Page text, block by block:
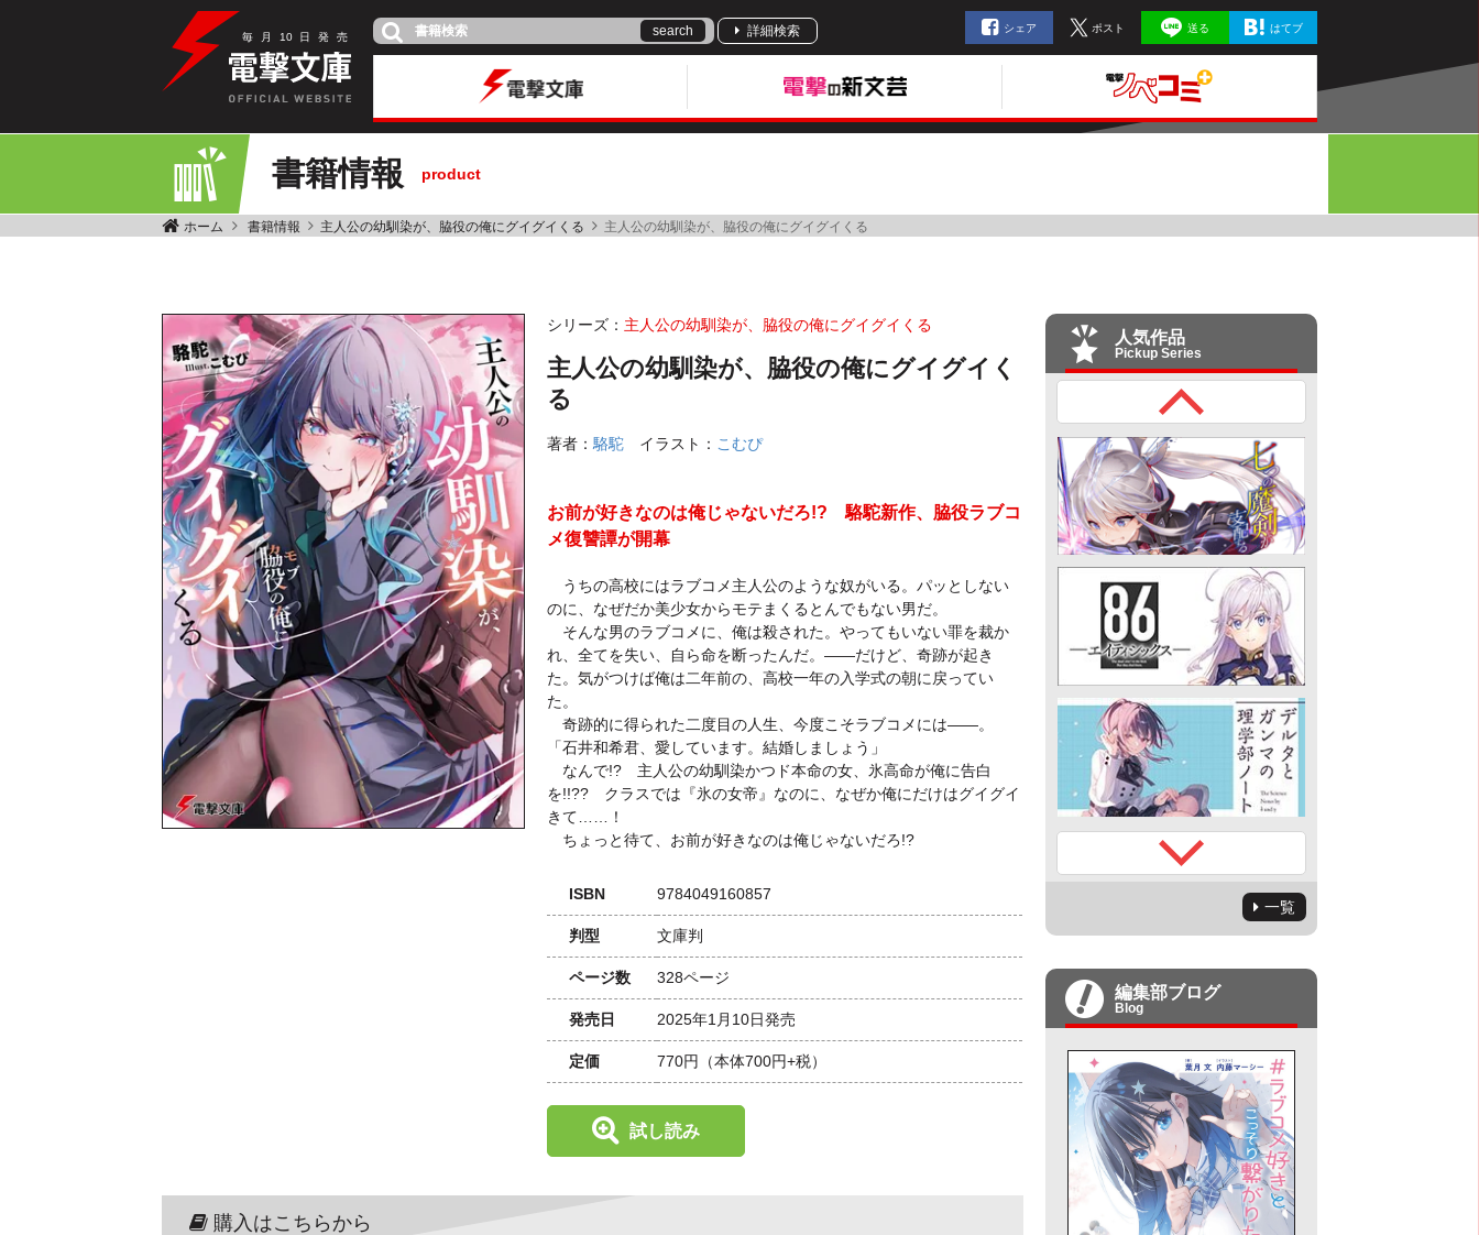
毎 月 10 日 発 売 search 詳細検索 シェア ポスト 送る はてブ
書籍情報 product
ホーム 書籍情報 主人公の幼馴染が、脇役の俺にグイグイくる 主人公の幼馴染が、脇役の俺にグイグイくる
シリーズ： 主人公の幼馴染が、脇役の俺にグイグイくる
主人公の幼馴染が、脇役の俺にグイグイく
る
著者： 駱駝 イラスト： こむぴ
お前が好きなのは俺じゃないだろ!? 駱駝新作、脇役ラブコ
メ復讐譚が開幕
うちの高校にはラブコメ主人公のような奴がいる。パッとしない
のに、なぜだか美少女からモテまくるとんでもない男だ。
そんな男のラブコメに、俺は殺された。やってもいない罪を裁か
れ、全てを失い、自ら命を断ったんだ。――だけど、奇跡が起き
た。気がつけば俺は二年前の、高校一年の入学式の朝に戻ってい
た。
奇跡的に得られた二度目の人生、今度こそラブコメには――。
「石井和希君、愛しています。結婚しましょう」
なんで!? 主人公の幼馴染かつド本命の女、氷高命が俺に告白
を!!?? クラスでは『氷の女帝』なのに、なぜか俺にだけはグイグイ
きて……！
ちょっと待て、お前が好きなのは俺じゃないだろ!?
ISBN 9784049160857
判型 文庫判
ページ数 328ページ
発売日 2025年1月10日発売
定価 770円 （本体700円+税）
試し読み
購入はこちらから
人気作品
Pickup Series
一覧
編集部ブログ
Blog